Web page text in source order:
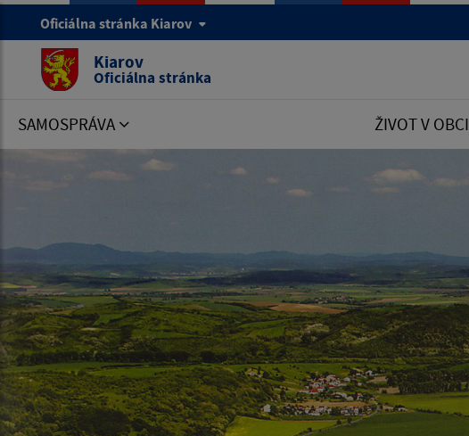
Oficiálna stránka Kiarov
Kiarov
Oficiálna stránka
SAMOSPRÁVA ŽIVOT V OBCI